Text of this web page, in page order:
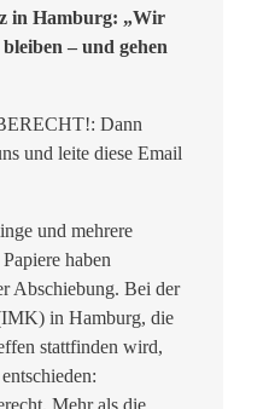
in Hamburg: „Wir
– und gehen
Dann
und leite diese Email
und mehrere
haben
Abschiebung. Bei der
in Hamburg, die
stattfinden wird,
Mehr als die